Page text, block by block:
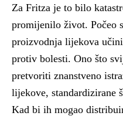
Za Fritza je to bilo
promijenilo život. Počeo
proizvodnja lijekova
protiv bolesti. Ono što
pretvoriti znanstveno
lijekove, standardizirane
Kad bi ih mogao